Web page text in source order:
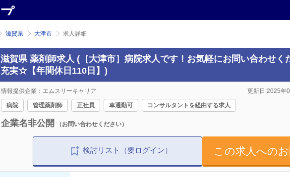
滋賀県 大津市 求人詳細
滋賀県 薬剤師求人 (［大津市］病院求人です！お気軽にお問い合わせ
充実☆【年間休日110日】)
情報提供企業：エムスリーキャリア 更新日:2025年
病院 管理薬剤師 正社員 車通勤可 コンサルタントを経由する求人
企業名非公開 （お問い合わせください）
検討リスト（要ログイン） この求人への